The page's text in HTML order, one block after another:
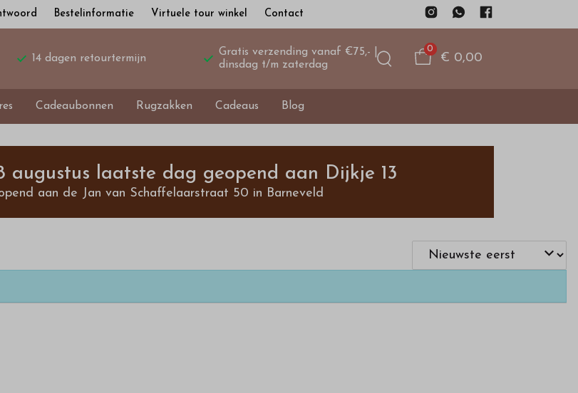
Bestelinformatie Virtuele tour winkel Contact
14 dagen retourtermijn
Gratis verzending vanaf €75,- |
dinsdag t/m zaterdag
0
€ 0,00
Cadeaubonnen Rugzakken Cadeaus Blog
augustus laatste dag geopend aan Dijkje 13
aan de Jan van Schaffelaarstraat 50 in Barneveld